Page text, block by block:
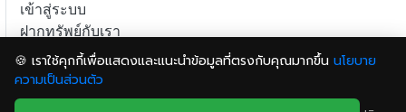
🍪 เราใช้คุกกี้เพื่อแสดงและแนะนำข้อมูลที่ตรงกับคุณมากขึ้น นโยบาย
ความเป็นส่วนตัว
เข้าสู่ระบบ
ฝากทรัพย์กับเรา
แผนที่เว็บไซต์